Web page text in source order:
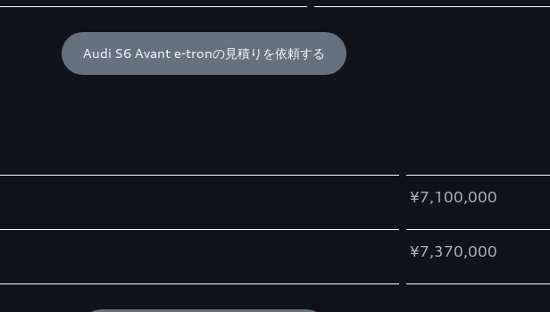
Audi S6 Avant e-tronの見積りを依頼する
¥7,100,000
¥7,370,000